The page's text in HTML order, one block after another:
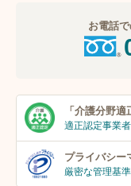
お電話
「介護分野適
適正認定事業者
プライバシー
厳密な管理基